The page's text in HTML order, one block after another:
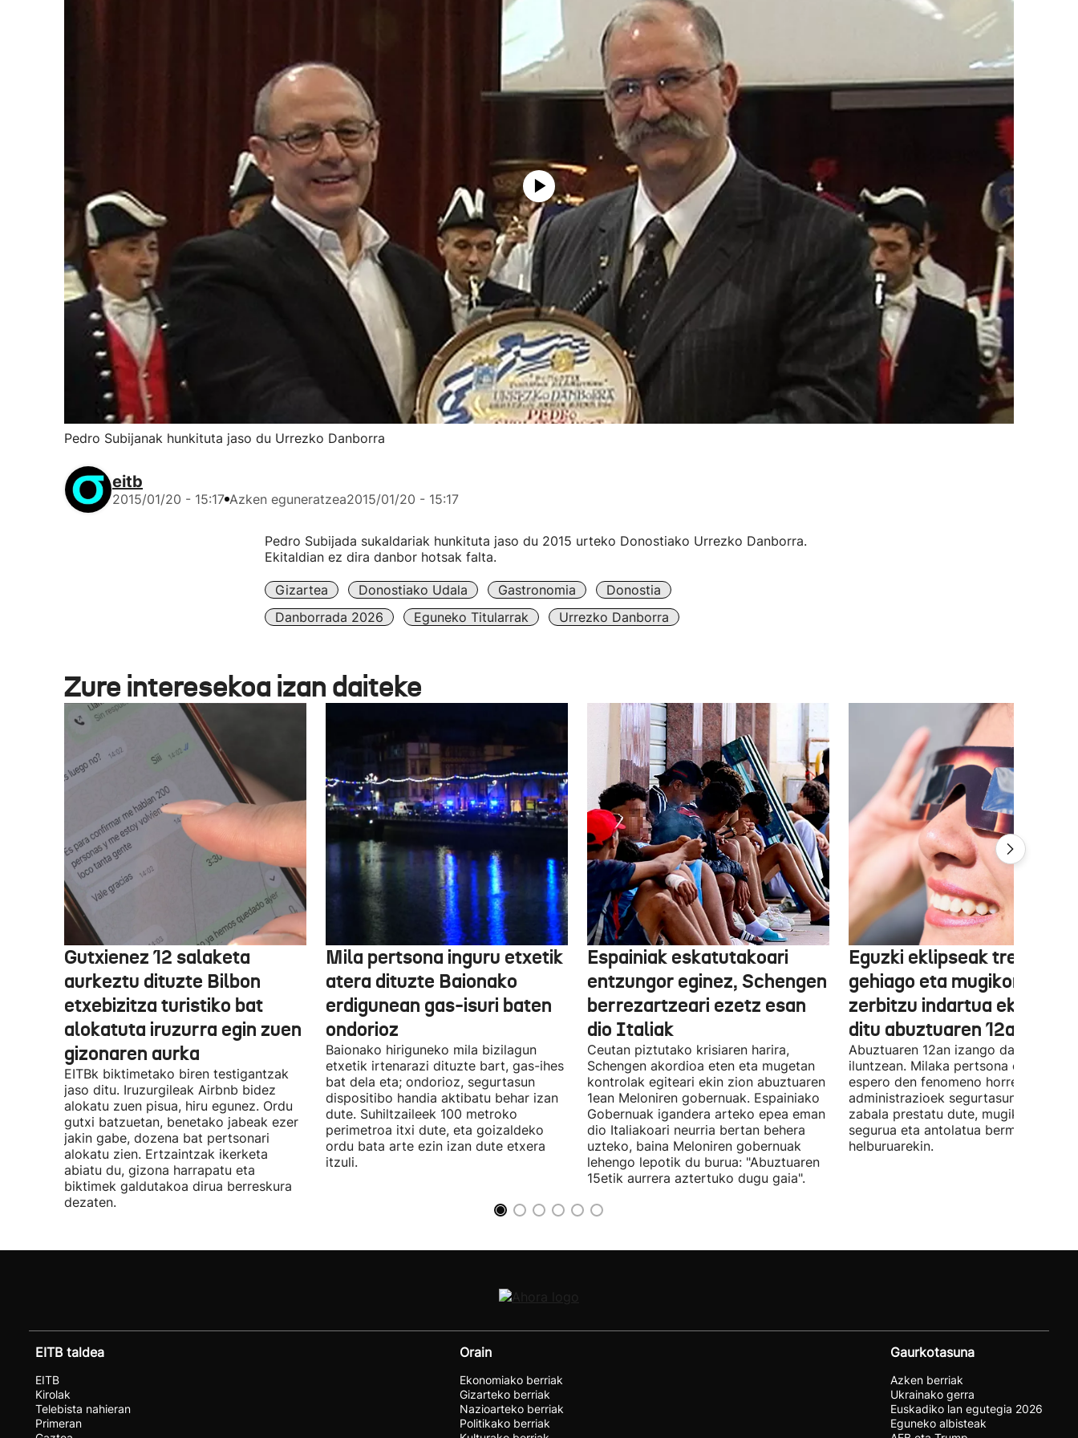
Pedro Subijanak hunkituta jaso du Urrezko Danborra
eitb
2015/01/20 - 15:17 Azken eguneratzea2015/01/20 - 15:17
Pedro Subijada sukaldariak hunkituta jaso du 2015 urteko Donostiako Urrezko Danborra.
Ekitaldian ez dira danbor hotsak falta.
Gizartea Donostiako Udala Gastronomia
Donostia
Danborrada 2026
Eguneko Titularrak Urrezko Danborra
Zure interesekoa izan daiteke
Gutxienez 12 salaketa
aurkeztu dituzte Bilbon
etxebizitza turistiko bat
alokatuta iruzurra egin zuen
gizonaren aurka
EITBk biktimetako biren testigantzak
jaso ditu. Iruzurgileak Airbnb bidez
alokatu zuen pisua, hiru egunez. Ordu
gutxi batzuetan, benetako jabeak ezer
jakin gabe, dozena bat pertsonari
alokatu zien. Ertzaintzak ikerketa
abiatu du, gizona harrapatu eta
biktimek galdutakoa dirua berreskura
dezaten.
Mila pertsona inguru etxetik
atera dituzte Baionako
erdigunean gas-isuri baten
ondorioz
Baionako hiriguneko mila bizilagun
etxetik irtenarazi dituzte bart, gas-ihes
bat dela eta; ondorioz, segurtasun
dispositibo handia aktibatu behar izan
dute. Suhiltzaileek 100 metroko
perimetroa itxi dute, eta goizaldeko
ordu bata arte ezin izan dute etxera
itzuli.
Espainiak eskatutakoari
entzungor eginez, Schengen
berrezartzeari ezetz esan
dio Italiak
Ceutan piztutako krisiaren harira,
Schengen akordioa eten eta mugetan
kontrolak egiteari ekin zion abuztuaren
1ean Meloniren gobernuak. Espainiako
Gobernuak igandera arteko epea eman
dio Italiakoari neurria bertan behera
uzteko, baina Meloniren gobernuak
lehengo lepotik du burua: "Abuztuaren
15etik aurrera aztertuko dugu gaia".
Eguzki eklipseak tren
gehiago eta mugikortasun
zerbitzu indartua ekarriko
ditu abuztuaren 12an
Abuztuaren 12an izango da ikusgai,
iluntzean. Milaka pertsona erakartzea
espero den fenomeno horren aurrean,
administrazioek segurtasun
zabala prestatu dute, mugikortasun
segurua eta antolatua bermatzeko
helburuarekin.
EITB taldea
EITB
Kirolak
Telebista nahieran
Primeran
Orain
Ekonomiako berriak
Gizarteko berriak
Nazioarteko berriak
Politikako berriak
Gaurkotasuna
Azken berriak
Ukrainako gerra
Euskadiko lan egutegia 2026
Eguneko albisteak